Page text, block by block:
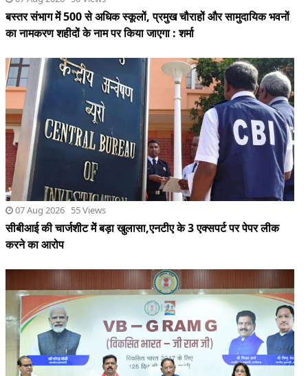
07 Aug 2026 55 Views
सीबीआई की चार्जशीट मेें बड़ा खुलासा,एनटीए के 3 एक्सपर्ट पर पेपर लीक
करने का आरोप
06 Aug 2026 56 Views
मुख्यमंत्री ने मेरी बेटी–मेरा अभिमान अभियान का किया शुभारंभ